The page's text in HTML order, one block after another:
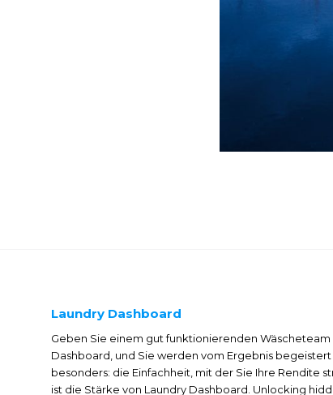
Laundry Dashboard
Geben Sie einem gut funktionierenden Wäscheteam
Dashboard, und Sie werden vom Ergebnis begeistert
besonders: die Einfachheit, mit der Sie Ihre Rendite
ist die Stärke von Laundry Dashboard. Unlocking